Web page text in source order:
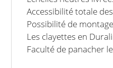
Accessibilité totale
Possibilité de montage
Les clayettes en
Faculté de panacher